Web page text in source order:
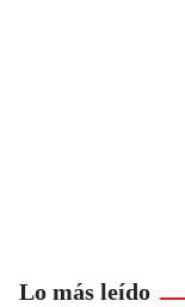
Lo más leído